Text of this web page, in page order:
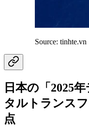
Source: tinhte.vn
日本の「2025
タルトランス
点